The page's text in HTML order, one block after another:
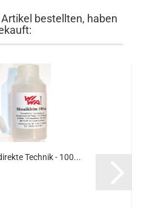
bestellten, haben
Technik - 100...